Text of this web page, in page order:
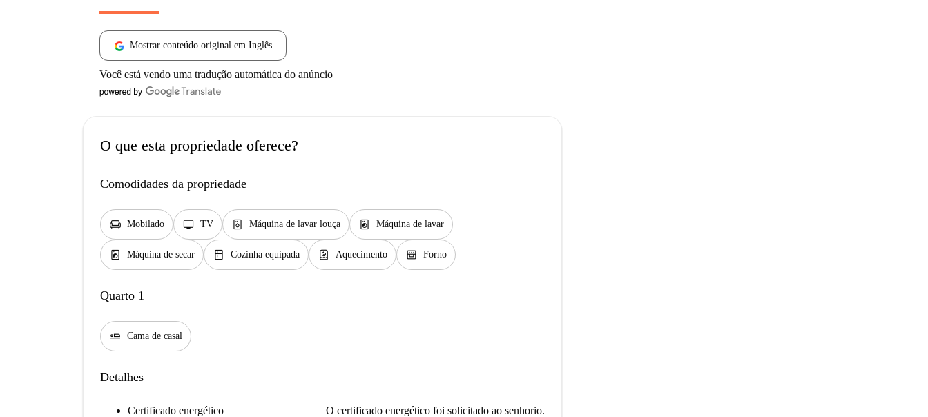
Mostrar conteúdo original em Inglês
Você está vendo uma tradução automática do anúncio
O que esta propriedade oferece?
Comodidades da propriedade
chair Mobilado tv TV dishwasher_gen Máquina de lavar louça local_laundry_service Máquina de lavar
local_laundry_service Máquina de secar kitchen Cozinha equipada water_heater Aquecimento oven_gen Forno
Quarto 1
airline_seat_flat Cama de casal
Detalhes
Certificado energético O certificado energético foi solicitado ao senhorio.